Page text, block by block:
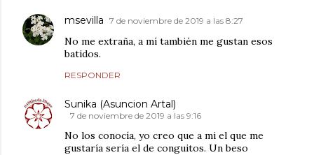
msevilla 7 de noviembre de 2019 a las 8:27
No me extraña, a mí también me gustan esos
batidos.
RESPONDER
Sunika (Asuncion Artal)
7 de noviembre de 2019 a las 9:16
No los conocía, yo creo que a mi el que me
gustaría sería el de conguitos. Un beso